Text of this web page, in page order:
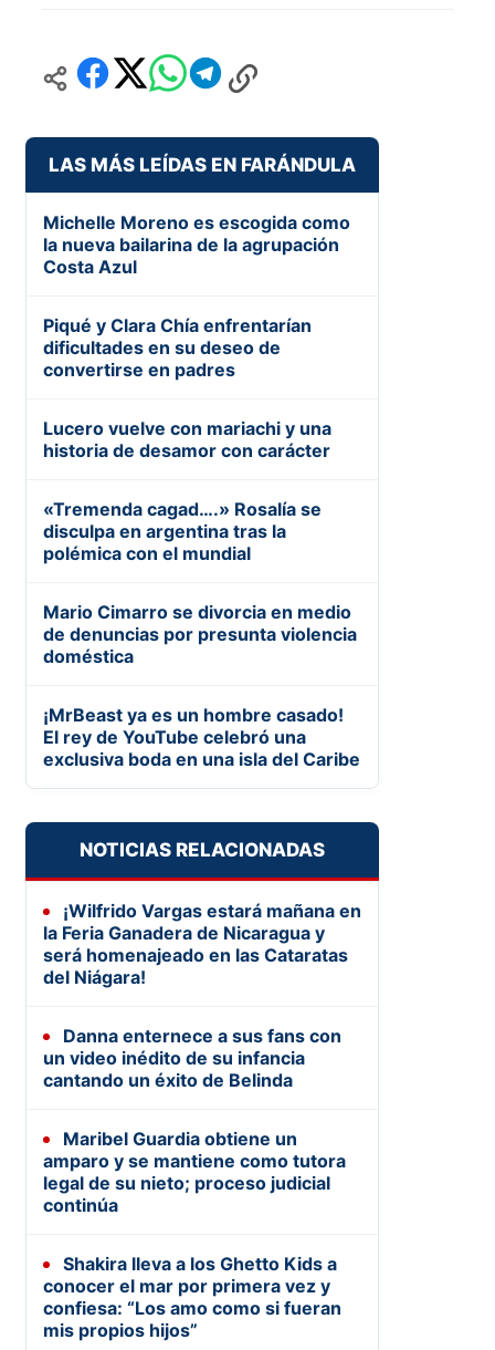
LAS MÁS LEÍDAS EN FARÁNDULA
Michelle Moreno es escogida como
la nueva bailarina de la agrupación
Costa Azul
Piqué y Clara Chía enfrentarían
dificultades en su deseo de
convertirse en padres
Lucero vuelve con mariachi y una
historia de desamor con carácter
«Tremenda cagad….» Rosalía se
disculpa en argentina tras la
polémica con el mundial
Mario Cimarro se divorcia en medio
de denuncias por presunta violencia
doméstica
¡MrBeast ya es un hombre casado!
El rey de YouTube celebró una
exclusiva boda en una isla del Caribe
NOTICIAS RELACIONADAS
¡Wilfrido Vargas estará mañana en
la Feria Ganadera de Nicaragua y
será homenajeado en las Cataratas
del Niágara!
Danna enternece a sus fans con
un video inédito de su infancia
cantando un éxito de Belinda
Maribel Guardia obtiene un
amparo y se mantiene como tutora
legal de su nieto; proceso judicial
continúa
Shakira lleva a los Ghetto Kids a
conocer el mar por primera vez y
confiesa: “Los amo como si fueran
mis propios hijos”